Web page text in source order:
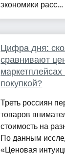
экономики расс...
Цифра дня:
сравнивают
покупкой?
Треть россиян
товаров
стоимость на
По данным
«Ценовая